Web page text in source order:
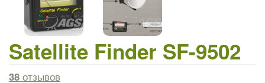
Satellite Finder SF-9502
38 отзывов